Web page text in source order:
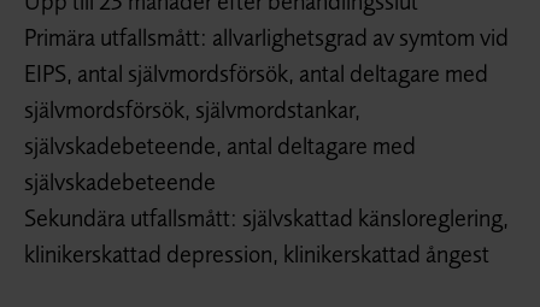
Primära utfallsmått: allvarlighetsgrad av symtom vid
EIPS, antal självmordsförsök, antal deltagare med
självmordsförsök, självmordstankar,
självskadebeteende, antal deltagare med
självskadebeteende
Sekundära utfallsmått: självskattad känsloreglering,
klinikerskattad depression, klinikerskattad ångest